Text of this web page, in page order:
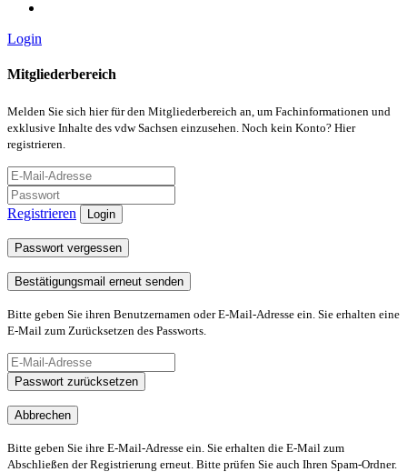
Login
Mitgliederbereich
Melden Sie sich hier für den Mitgliederbereich an, um Fachinformationen und
exklusive Inhalte des vdw Sachsen einzusehen. Noch kein Konto? Hier
registrieren.
Registrieren Login
Passwort vergessen
Bestätigungsmail erneut senden
Bitte geben Sie ihren Benutzernamen oder E-Mail-Adresse ein. Sie erhalten eine
E-Mail zum Zurücksetzen des Passworts.
Passwort zurücksetzen
Abbrechen
Bitte geben Sie ihre E-Mail-Adresse ein. Sie erhalten die E-Mail zum
Abschließen der Registrierung erneut. Bitte prüfen Sie auch Ihren Spam-Ordner.